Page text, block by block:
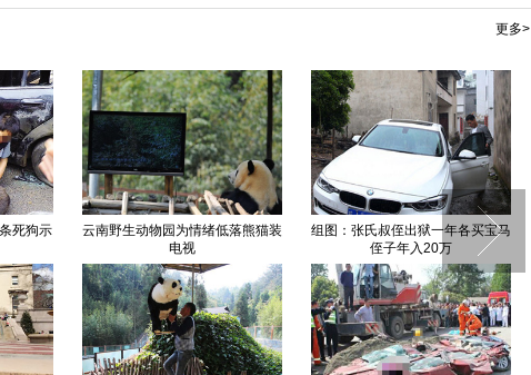
更多>
死狗示
云南野生动物园为情绪低落熊猫装
电视
组图：张氏叔侄出狱一年各买宝马
侄子年入20万